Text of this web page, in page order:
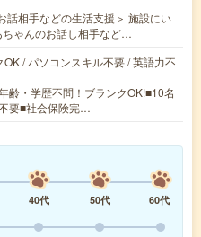
話相手などの生活支援＞ 施設にい
ゃんのお話し相手など…
/ パソコンスキル不要 / 英語力不
齢・学歴不問！ブランクOK!■10名
要■社会保険完…
40代 50代
60代